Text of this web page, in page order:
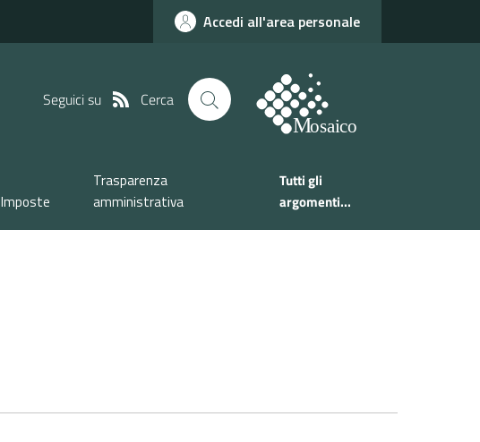
Accedi all'area personale
Seguici su Cerca
Imposte
Trasparenza
amministrativa
Tutti gli
argomenti...